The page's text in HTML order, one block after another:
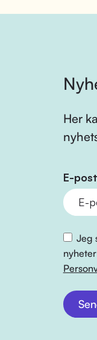
Her
E-post
Jeg